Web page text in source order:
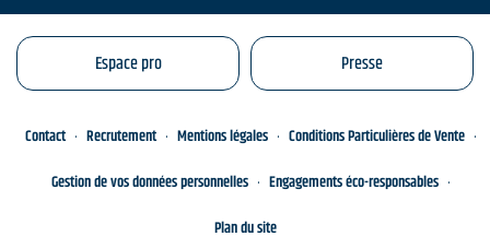
Espace pro Presse
Contact Recrutement Mentions légales
Conditions Particulières de Vente
Gestion de vos données personnelles
Engagements éco-responsables
Plan du site